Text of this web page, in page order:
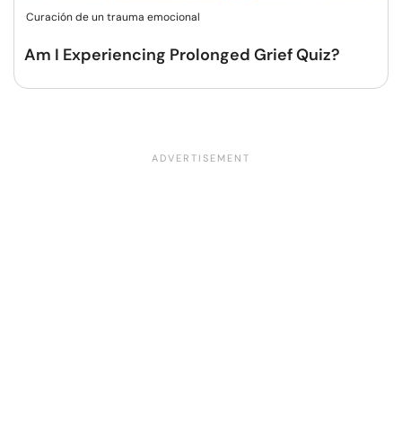
Curación de un trauma emocional
Am I Experiencing Prolonged Grief Quiz?